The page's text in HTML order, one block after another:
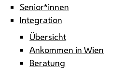
Senior*innen
Integration
Übersicht
Ankommen in Wien
Beratung